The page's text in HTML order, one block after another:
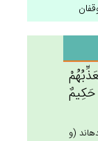
حَكِيم‌ٌ
(و